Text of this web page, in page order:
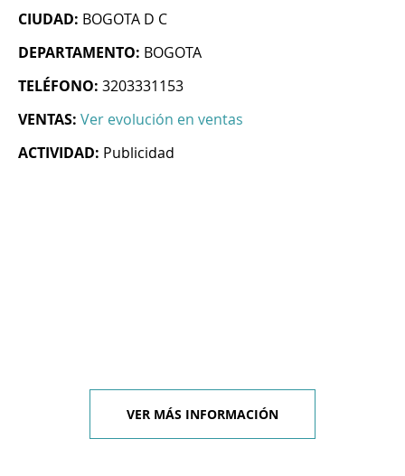
CIUDAD: BOGOTA D C
DEPARTAMENTO: BOGOTA
TELÉFONO: 3203331153
VENTAS: Ver evolución en ventas
ACTIVIDAD: Publicidad
VER MÁS INFORMACIÓN